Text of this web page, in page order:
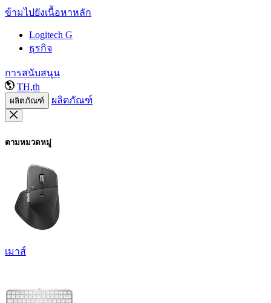
ข้ามไปยังเนื้อหาหลัก
Logitech G
ธุรกิจ
การสนับสนุน
TH,th
ผลิตภัณฑ์ ผลิตภัณฑ์
ตามหมวดหมู่
เมาส์